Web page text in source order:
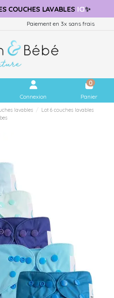
COUCHES LAVABLES ICI✨
Paiement en 3x sans frais
Connexion
0
Panier
lavables
Lot 6 couches lavables